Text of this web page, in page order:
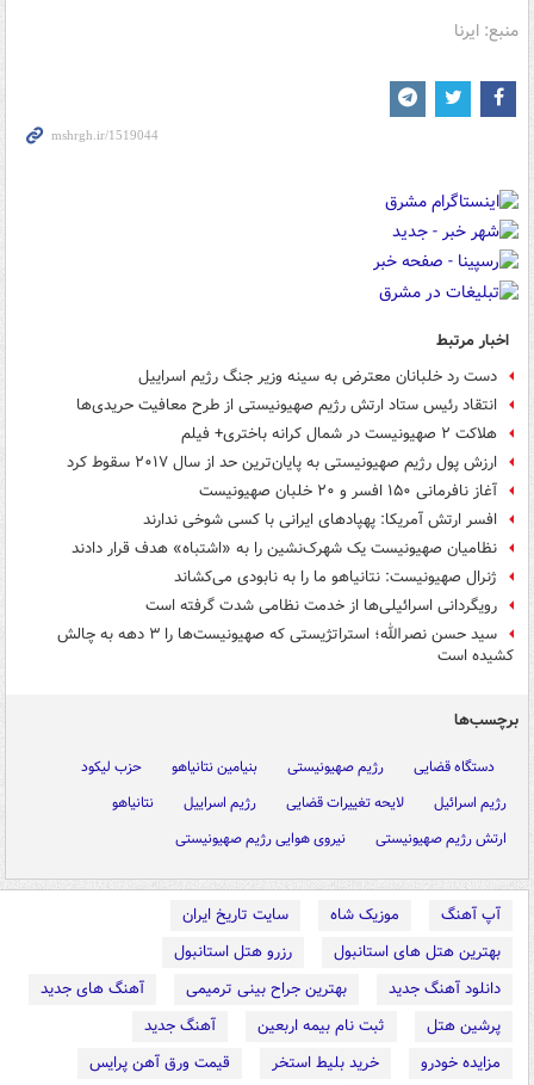
منبع: ایرنا
اخبار مرتبط
دست رد خلبانان معترض به سینه وزیر جنگ رژیم اسراییل
انتقاد رئیس ستاد ارتش رژیم صهیونیستی از طرح معافیت حریدی‌ها
هلاکت ۲ صهیونیست در شمال کرانه باختری+ فیلم
ارزش پول رژیم صهیونیستی به پایان‌ترین حد از سال ۲۰۱۷ سقوط کرد
آغاز نافرمانی ۱۵۰ افسر و ۲۰ خلبان صهیونیست
افسر ارتش آمریکا: پهپادهای ایرانی با کسی شوخی ندارند
نظامیان صهیونیست یک شهرک‌نشین را به «اشتباه» هدف قرار دادند
ژنرال صهیونیست: نتانیاهو ما را به نابودی می‌کشاند
رویگردانی اسرائیلی‌ها از خدمت نظامی شدت گرفته است
سید حسن نصرالله؛ استراتژیستی که صهیونیست‌ها را ۳ دهه به چالش
کشیده است
برچسب‌ها
دستگاه قضایی رژیم صهیونیستی بنیامین نتانیاهو
حزب لیکود
رژیم اسرائیل
لایحه تغییرات قضایی رژیم اسراییل
نتانیاهو
ارتش رژیم صهیونیستی
نیروی هوایی رژیم صهیونیستی
آپ آهنگ موزیک شاه
سایت تاریخ ایران
بهترین هتل های استانبول
رزرو هتل استانبول
دانلود آهنگ جدید
بهترین جراح بینی ترمیمی
آهنگ های جدید
پرشین هتل
ثبت نام بیمه اربعین
آهنگ جدید
مزایده خودرو
خرید بلیط استخر
قیمت ورق آهن پرایس